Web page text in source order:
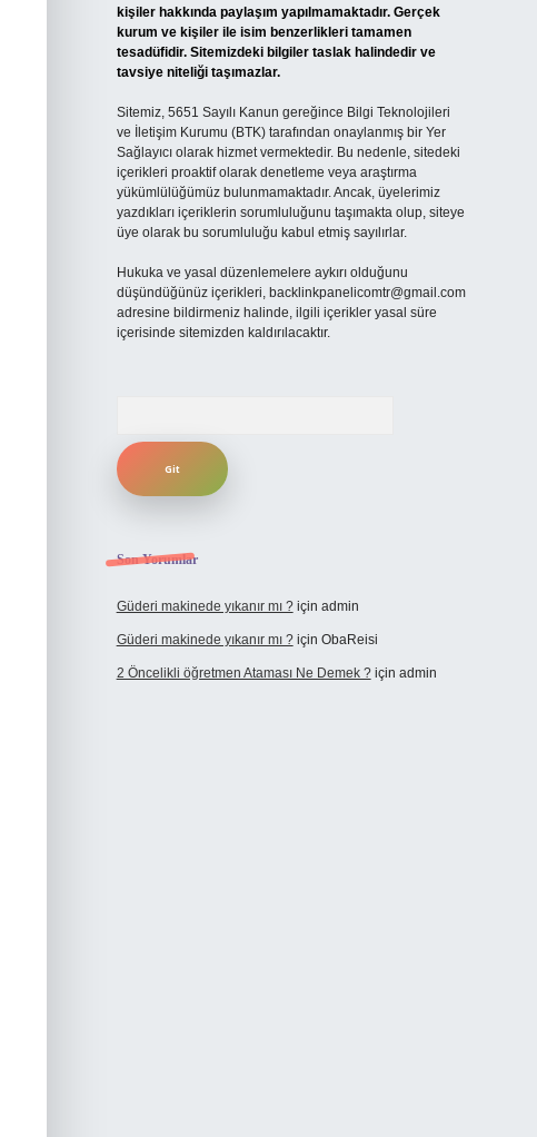
kişiler hakkında paylaşım yapılmamaktadır. Gerçek
kurum ve kişiler ile isim benzerlikleri tamamen
tesadüfidir. Sitemizdeki bilgiler taslak halindedir ve
tavsiye niteliği taşımazlar.
Sitemiz, 5651 Sayılı Kanun gereğince Bilgi Teknolojileri
ve İletişim Kurumu (BTK) tarafından onaylanmış bir Yer
Sağlayıcı olarak hizmet vermektedir. Bu nedenle, sitedeki
içerikleri proaktif olarak denetleme veya araştırma
yükümlülüğümüz bulunmamaktadır. Ancak, üyelerimiz
yazdıkları içeriklerin sorumluluğunu taşımakta olup, siteye
üye olarak bu sorumluluğu kabul etmiş sayılırlar.
Hukuka ve yasal düzenlemelere aykırı olduğunu
düşündüğünüz içerikleri, backlinkpanelicomtr@gmail.com
adresine bildirmeniz halinde, ilgili içerikler yasal süre
içerisinde sitemizden kaldırılacaktır.
Son Yorumlar
Güderi makinede yıkanır mı ?için admin
Güderi makinede yıkanır mı ?için ObaReisi
2 Öncelikli öğretmen Ataması Ne Demek ?için admin